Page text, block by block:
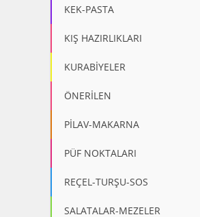
KEK-PASTA
KIŞ HAZIRLIKLARI
KURABİYELER
ÖNERİLEN
PİLAV-MAKARNA
PÜF NOKTALARI
REÇEL-TURŞU-SOS
SALATALAR-MEZELER